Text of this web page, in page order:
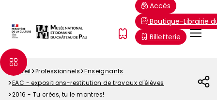
contenu
principal
Menu
FR
Accès
Boutique-Librairie
Billetterie
Fil
d'Ariane
Accueil Professionnels
Enseignants
EAC - expositions-restitution de travaux d'élèves
2016 - Tu crées, tu le montres!